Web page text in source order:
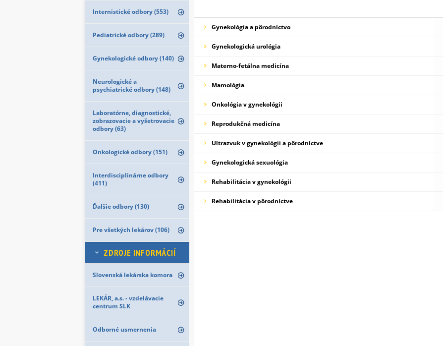
Internistické odbory (553)
Pediatrické odbory (289)
Gynekologické odbory (140)
Neurologické a
psychiatrické odbory (148)
Laboratórne, diagnostické,
zobrazovacie a vyšetrovacie
odbory (63)
Onkologické odbory (151)
Interdisciplinárne odbory
(411)
Ďalšie odbory (130)
Pre všetkých lekárov (106)
ZDROJE INFORMÁCIÍ
Slovenská lekárska komora
LEKÁR, a.s. - vzdelávacie
centrum SLK
Odborné usmernenia
Gynekológia a pôrodníctvo
Gynekologická urológia
Materno-fetálna medicína
Mamológia
Onkológia v gynekológii
Reprodukčná medicína
Ultrazvuk v gynekológii a pôrodníctve
Gynekologická sexuológia
Rehabilitácia v gynekológii
Rehabilitácia v pôrodníctve